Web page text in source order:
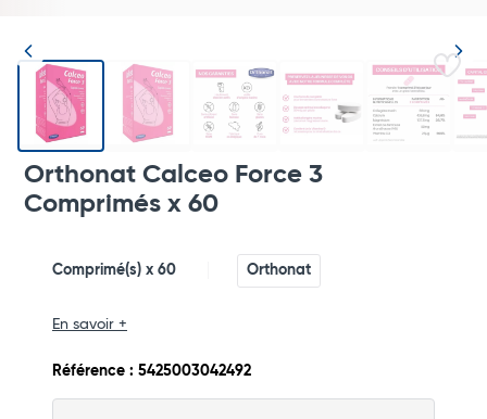
Commander
Orthonat Calceo Force 3
Comprimés x 60
Comprimé(s) x 60 Orthonat
En savoir +
Référence : 5425003042492